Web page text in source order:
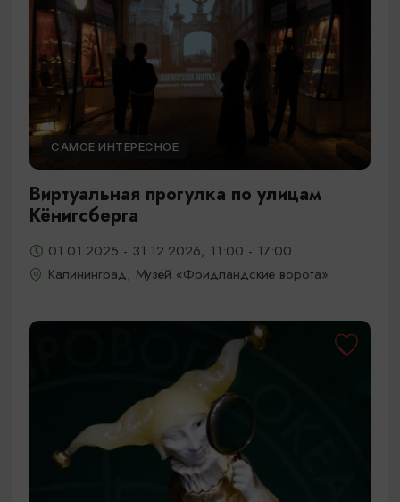
САМОЕ ИНТЕРЕСНОЕ
Виртуальная прогулка по улицам
Кёнигсберга
01.01.2025 - 31.12.2026, 11:00 - 17:00
Калининград, Музей «Фридландские ворота»